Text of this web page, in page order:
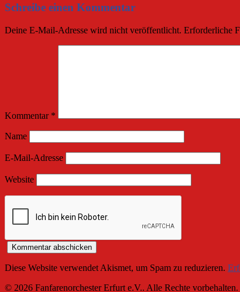
Schreibe einen Kommentar
Deine E-Mail-Adresse wird nicht veröffentlicht. Erforderliche
Kommentar *
Name
E-Mail-Adresse
Website
Diese Website verwendet Akismet, um Spam zu reduzieren.
© 2026 Fanfarenorchester Erfurt e.V.. Alle Rechte vorbehalten.